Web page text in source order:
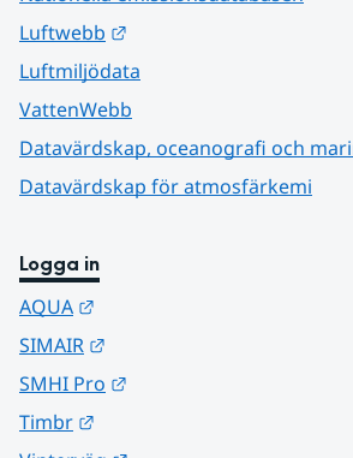
Luftwebb
Luftmiljödata
VattenWebb
Datavärdskap, oceanografi och
Datavärdskap för atmosfärkemi
Logga in
AQUA
SIMAIR
SMHI Pro
Timbr